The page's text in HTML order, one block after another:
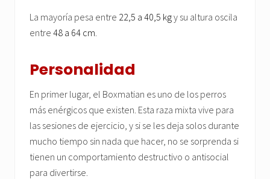
La mayoría pesa entre 22,5 a 40,5 kgy su altura oscila
entre 48 a 64 cm
Personalidad
En primer lugar, el Boxmatian es uno de los perros
más enérgicos que existen. Esta raza mixta vive para
las sesiones de ejercicio, y si se les deja solos durante
mucho tiempo sin nada que hacer, no se sorprenda si
tienen un comportamiento destructivo o antisocial
para divertirse.